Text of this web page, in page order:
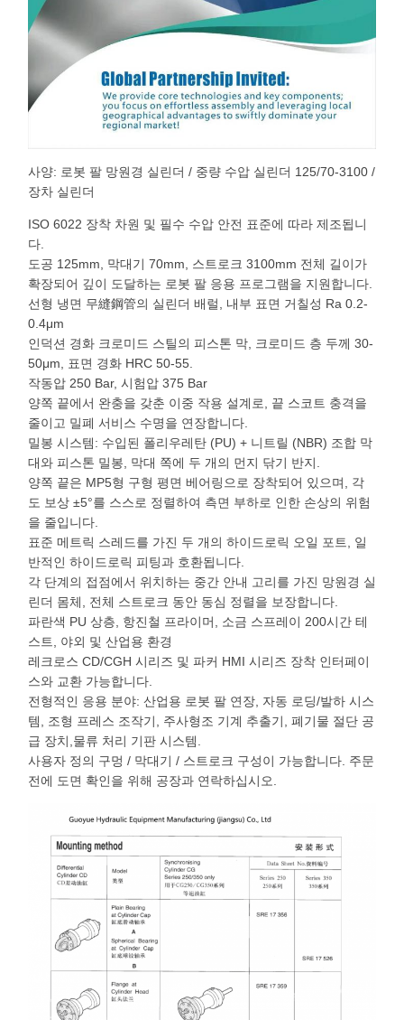
사양: 로봇 팔 망원경 실린더 / 중량 수압 실린더 125/70-3100 /
장차 실린더
ISO 6022 장착 차원 및 필수 수압 안전 표준에 따라 제조됩니
다.
도공 125mm, 막대기 70mm, 스트로크 3100mm 전체 길이가
확장되어 깊이 도달하는 로봇 팔 응용 프로그램을 지원합니다.
선형 냉면 무縫鋼管의 실린더 배럴, 내부 표면 거칠성 Ra 0.2-
0.4μm
인덕션 경화 크로미드 스틸의 피스톤 막, 크로미드 층 두께 30-
50μm, 표면 경화 HRC 50-55.
작동압 250 Bar, 시험압 375 Bar
양쪽 끝에서 완충을 갖춘 이중 작용 설계로, 끝 스코트 충격을
줄이고 밀폐 서비스 수명을 연장합니다.
밀봉 시스템: 수입된 폴리우레탄 (PU) + 니트릴 (NBR) 조합 막
대와 피스톤 밀봉, 막대 쪽에 두 개의 먼지 닦기 반지.
양쪽 끝은 MP5형 구형 평면 베어링으로 장착되어 있으며, 각
도 보상 ±5°를 스스로 정렬하여 측면 부하로 인한 손상의 위험
을 줄입니다.
표준 메트릭 스레드를 가진 두 개의 하이드로릭 오일 포트, 일
반적인 하이드로릭 피팅과 호환됩니다.
각 단계의 접점에서 위치하는 중간 안내 고리를 가진 망원경 실
린더 몸체, 전체 스트로크 동안 동심 정렬을 보장합니다.
파란색 PU 상층, 항진철 프라이머, 소금 스프레이 200시간 테
스트, 야외 및 산업용 환경
레크로스 CD/CGH 시리즈 및 파커 HMI 시리즈 장착 인터페이
스와 교환 가능합니다.
전형적인 응용 분야: 산업용 로봇 팔 연장, 자동 로딩/발하 시스
템, 조형 프레스 조작기, 주사형조 기계 추출기, 폐기물 절단 공
급 장치,물류 처리 기판 시스템.
사용자 정의 구멍 / 막대기 / 스트로크 구성이 가능합니다. 주문
전에 도면 확인을 위해 공장과 연락하십시오.